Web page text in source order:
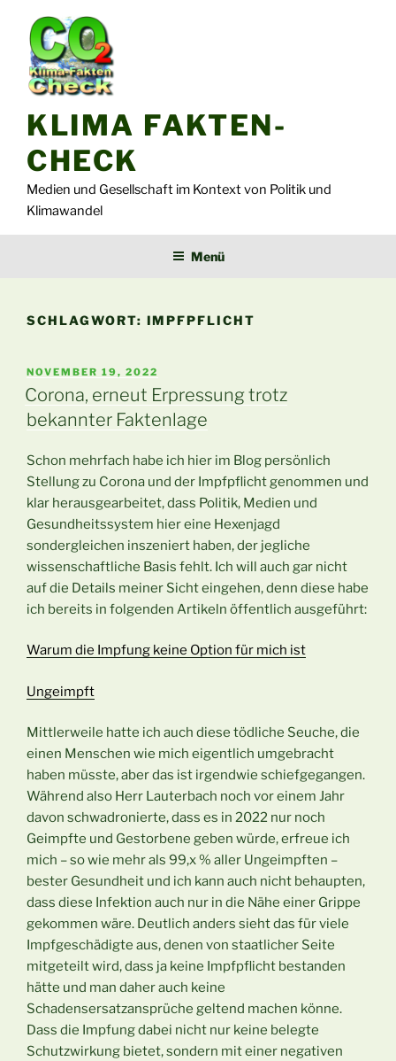
Inhalt
springen
KLIMA FAKTEN-
CHECK
Medien und Gesellschaft im Kontext von Politik und
Klimawandel
Menü
SCHLAGWORT: IMPFPFLICHT
VERÖFFENTLICHT
AM
NOVEMBER 19, 2022
Corona, erneut Erpressung trotz
bekannter Faktenlage
Schon mehrfach habe ich hier im Blog persönlich
Stellung zu Corona und der Impfpflicht genommen und
klar herausgearbeitet, dass Politik, Medien und
Gesundheitssystem hier eine Hexenjagd
sondergleichen inszeniert haben, der jegliche
wissenschaftliche Basis fehlt. Ich will auch gar nicht
auf die Details meiner Sicht eingehen, denn diese habe
ich bereits in folgenden Artikeln öffentlich ausgeführt:
Warum die Impfung keine Option für mich ist
Ungeimpft
Mittlerweile hatte ich auch diese tödliche Seuche, die
einen Menschen wie mich eigentlich umgebracht
haben müsste, aber das ist irgendwie schiefgegangen.
Während also Herr Lauterbach noch vor einem Jahr
davon schwadronierte, dass es in 2022 nur noch
Geimpfte und Gestorbene geben würde, erfreue ich
mich – so wie mehr als 99,x % aller Ungeimpften –
bester Gesundheit und ich kann auch nicht behaupten,
dass diese Infektion auch nur in die Nähe einer Grippe
gekommen wäre. Deutlich anders sieht das für viele
Impfgeschädigte aus, denen von staatlicher Seite
mitgeteilt wird, dass ja keine Impfpflicht bestanden
hätte und man daher auch keine
Schadensersatzansprüche geltend machen könne.
Dass die Impfung dabei nicht nur keine belegte
Schutzwirkung bietet, sondern mit einer negativen